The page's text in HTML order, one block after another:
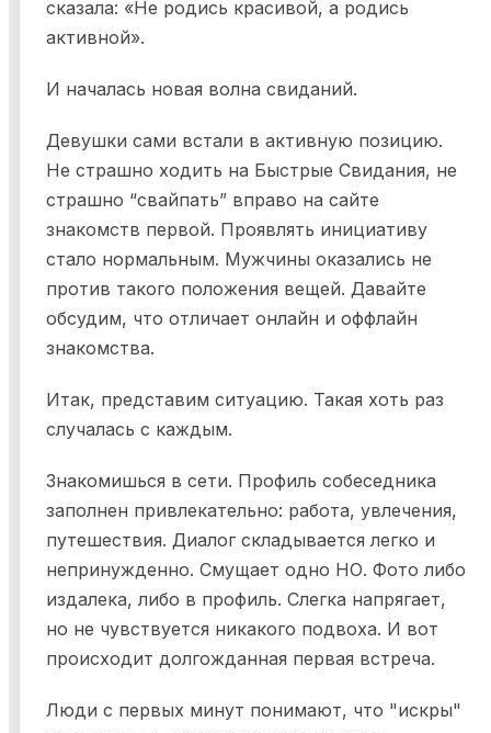
сказала: «Не родись красивой, а родись
активной».
И началась новая волна свиданий.
Девушки сами встали в активную позицию.
Не страшно ходить на Быстрые Свидания, не
страшно “свайпать” вправо на сайте
знакомств первой. Проявлять инициативу
стало нормальным. Мужчины оказались не
против такого положения вещей. Давайте
обсудим, что отличает онлайн и оффлайн
знакомства.
Итак, представим ситуацию. Такая хоть раз
случалась с каждым.
Знакомишься в сети. Профиль собеседника
заполнен привлекательно: работа, увлечения,
путешествия. Диалог складывается легко и
непринужденно. Смущает одно НО. Фото либо
издалека, либо в профиль. Слегка напрягает,
но не чувствуется никакого подвоха. И вот
происходит долгожданная первая встреча.
Люди с первых минут понимают, что "искры"